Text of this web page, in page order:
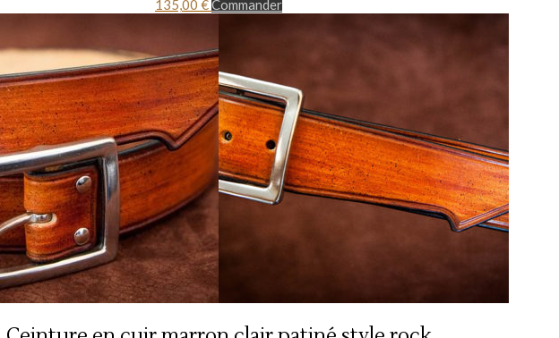
135,00 €Commander